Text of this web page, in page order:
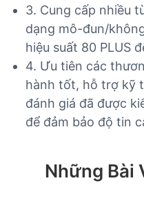
3. Cung cấp nhiều
dạng mô-đun/
hiệu suất 80 PLUS
4. Ưu tiên các
hành tốt, hỗ trợ kỹ
đánh giá đã được
để đảm bảo độ tin
Những Bài